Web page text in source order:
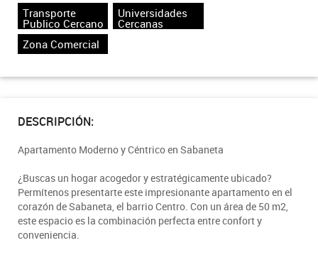
Transporte
Publico Cercano
Universidades
Cercanas
Zona Comercial
DESCRIPCIÓN:
Apartamento Moderno y Céntrico en Sabaneta
¿Buscas un hogar acogedor y estratégicamente ubicado?
Permítenos presentarte este impresionante apartamento en el
corazón de Sabaneta, el barrio Centro. Con un área de 50 m2,
este espacio es la combinación perfecta entre confort y
conveniencia.